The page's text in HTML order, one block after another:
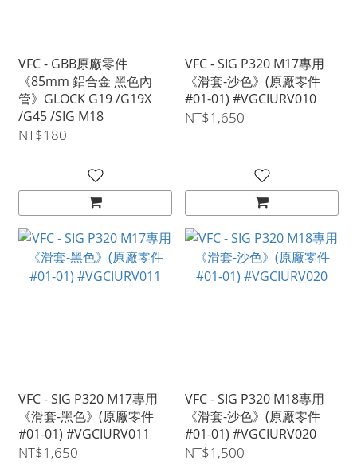
VFC - GBB原廠零件
《85mm 鋁合金 黑色內
管》GLOCK G19 /G19X
/G45 /SIG M18
NT$180
VFC - SIG P320 M17專用
《滑套-沙色》(原廠零件
#01-01) #VGCIURV010
NT$1,650
VFC - SIG P320 M17專用
《滑套-黑色》(原廠零件
#01-01) #VGCIURV011
NT$1,650
VFC - SIG P320 M18專用
《滑套-沙色》(原廠零件
#01-01) #VGCIURV020
NT$1,500